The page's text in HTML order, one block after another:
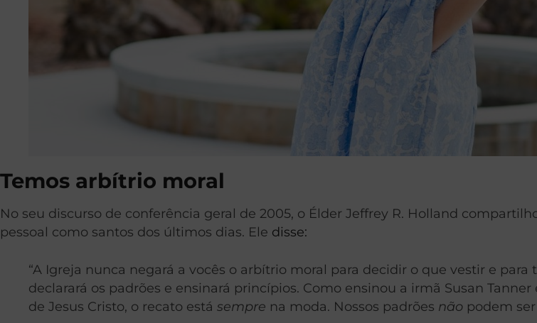
Temos arbítrio moral
No seu discurso de conferência geral de 2005, o Élder Jeffrey R. Holland
pessoal como santos dos últimos dias. Ele disse:
“A Igreja nunca negará a vocês o arbítrio moral para decidir o que vestir e
declarará os padrões e ensinará princípios. Como ensinou a irmã Susan
de Jesus Cristo, o recato está sempre na moda. Nossos padrões não podem